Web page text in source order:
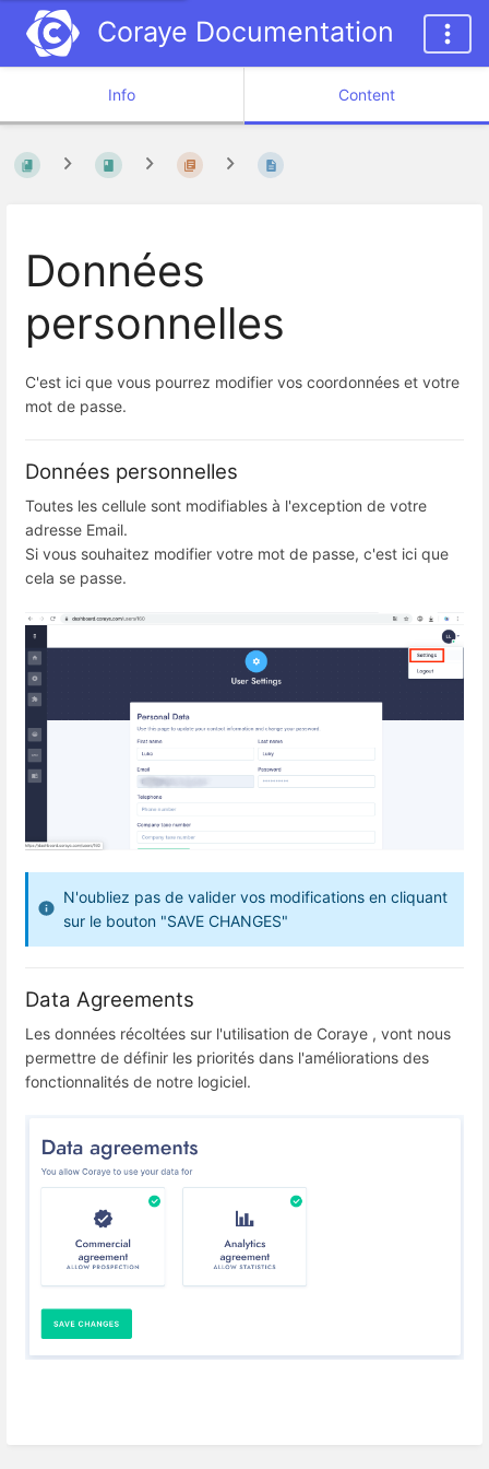
Coraye Documentation
Info Content
Données
personnelles
C'est ici que vous pourrez modifier vos coordonnées et votre
mot de passe.
Données personnelles
Toutes les cellule sont modifiables à l'exception de votre
adresse Email.
Si vous souhaitez modifier votre mot de passe, c'est ici que
cela se passe.
N'oubliez pas de valider vos modifications en cliquant
sur le bouton "SAVE CHANGES"
Data Agreements
Les données récoltées sur l'utilisation de Coraye , vont nous
permettre de définir les priorités dans l'améliorations des
fonctionnalités de notre logiciel.